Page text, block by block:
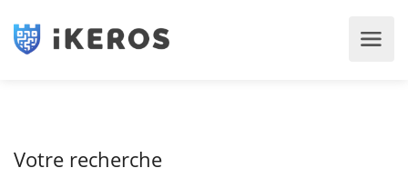
Votre recherche